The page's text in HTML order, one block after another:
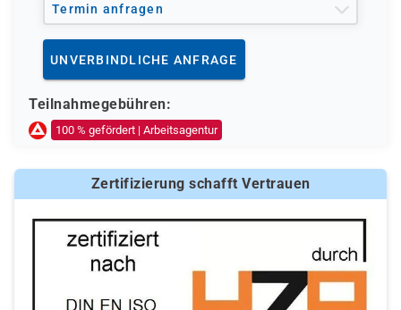
digitale Weiterentwicklung
Administration und Management von IT-Systemen
Termin anfragen
UNVERBINDLICHE ANFRAGE
Teilnahmegebühren:
100 % gefördert | Arbeitsagentur
Zertifizierung schafft Vertrauen